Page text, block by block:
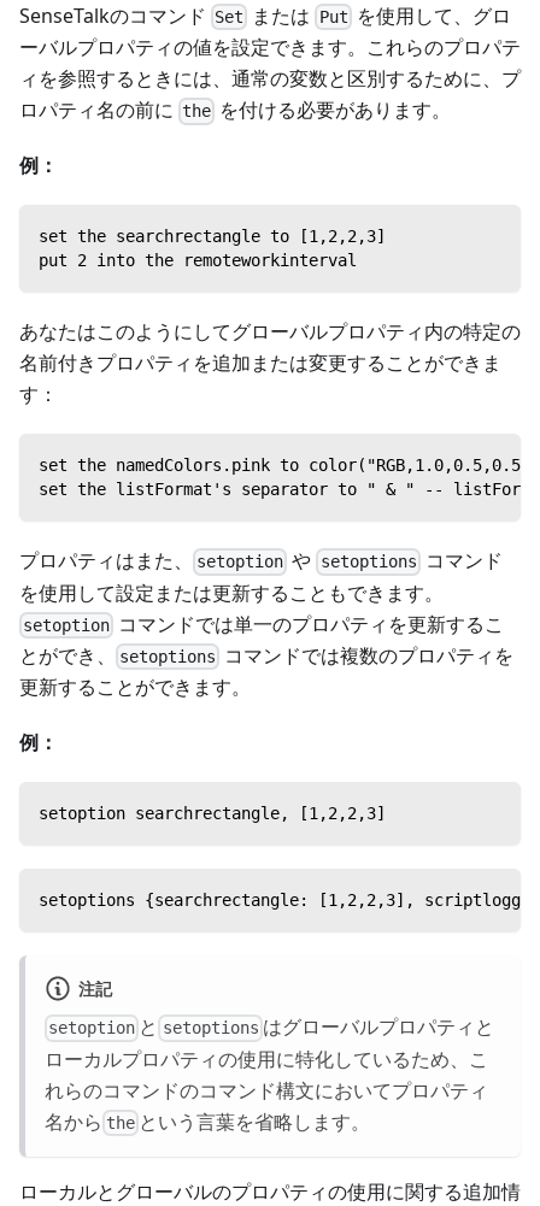
SenseTalkのコマンド Set または Put を使用して、グロ
ーバルプロパティの値を設定できます。これらのプロパテ
ィを参照するときには、通常の変数と区別するために、プ
ロパティ名の前に the を付ける必要があります。
例：
set the searchrectangle to [1,2,2,3]
put 2 into the remoteworkinterval
あなたはこのようにしてグローバルプロパティ内の特定の
名前付きプロパティを追加または変更することができま
す：
set the namedColors.pink to color("RGB,1.0,0.5,0.5") --
set the listFormat's separator to " & " -- listFormatグロ
プロパティはまた、 setoption や setoptions コマンド
を使用して設定または更新することもできます。
setoption コマンドでは単一のプロパティを更新するこ
とができ、
setoptions
コマンドでは複数のプロパティを
更新することができます。
例：
setoption searchrectangle, [1,2,2,3]
setoptions {searchrectangle: [1,2,2,3],
注記
setoption と setoptions はグローバルプロパティと
ローカルプロパティの使用に特化しているため、こ
れらのコマンドのコマンド構文においてプロパティ
名から the という言葉を省略します。
ローカルとグローバルのプロパティの使用に関する追加情